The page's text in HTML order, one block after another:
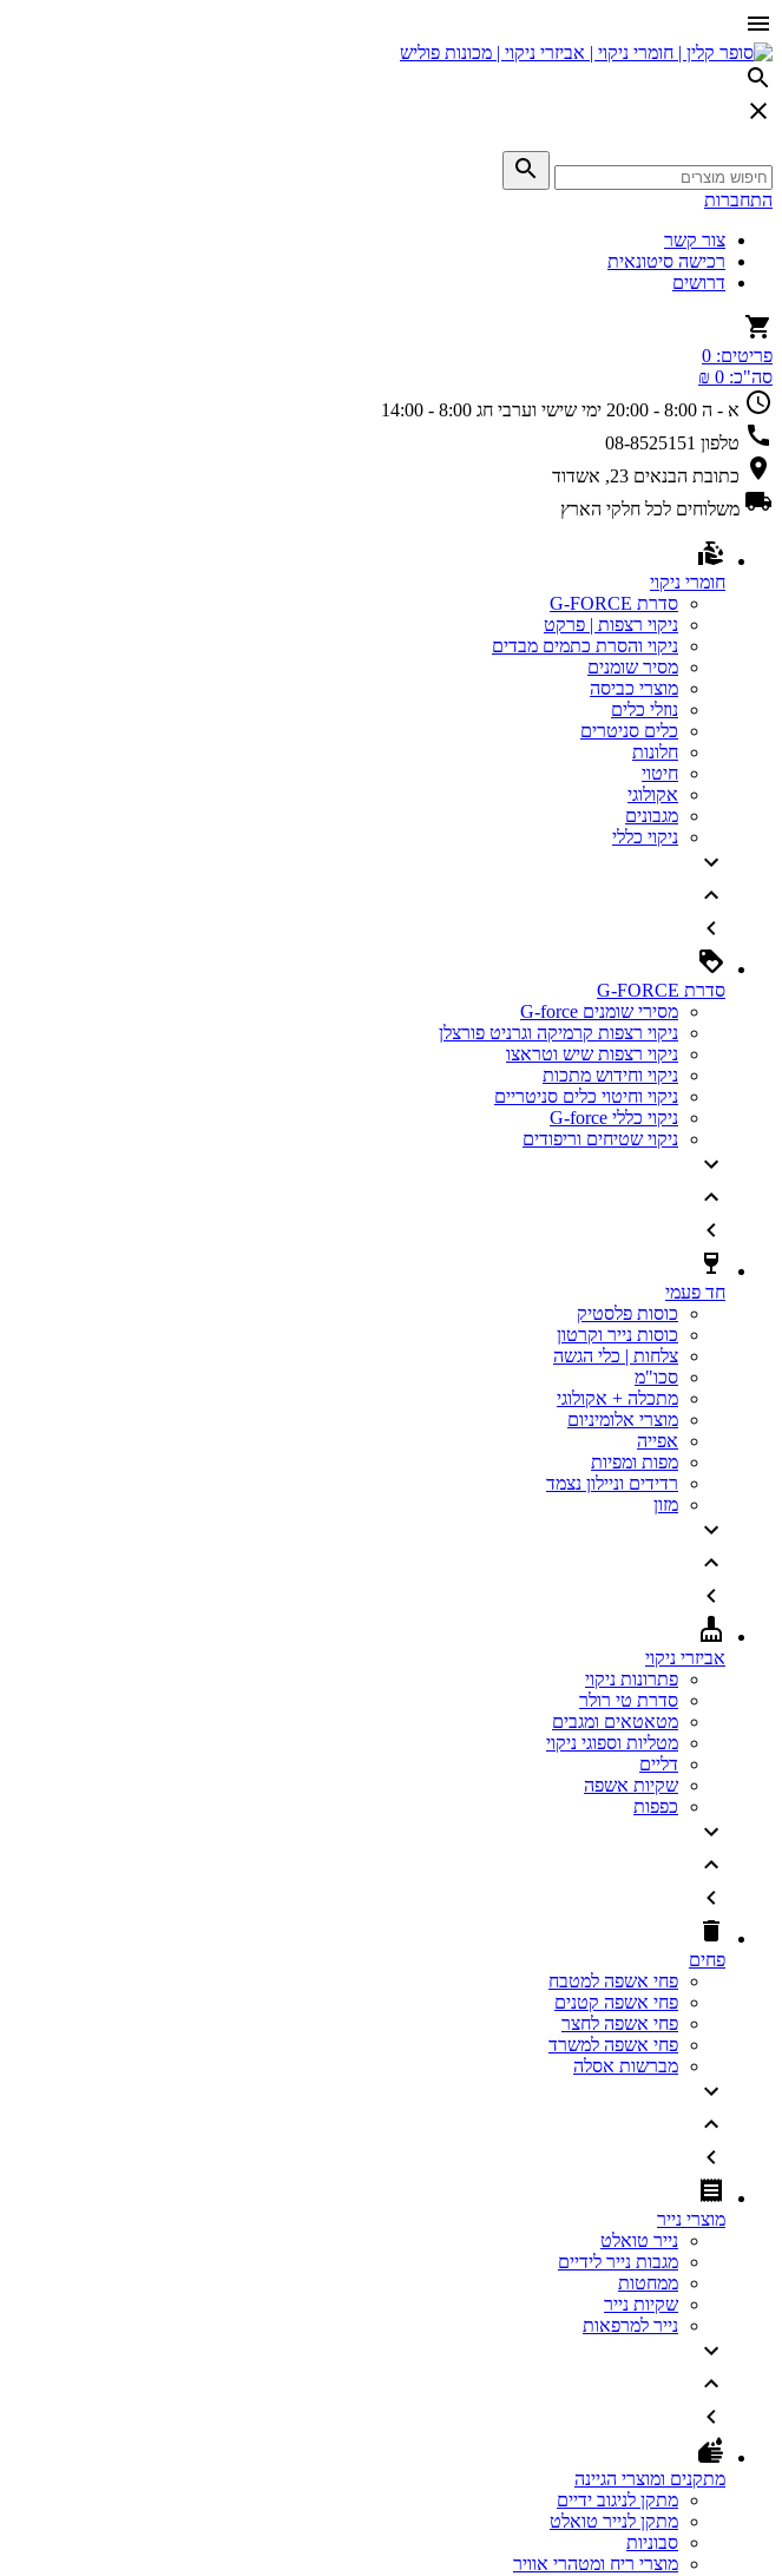
התחברות
צור קשר
רכישה סיטונאית
דרושים
פריטים: 0
סה"כ: 0 ₪
א - ה 8:00 - 20:00
ימי שישי וערבי חג 8:00 - 14:00
טלפון 08-8525151
כתובת הבנאים 23, אשדוד
משלוחים לכל חלקי הארץ
חומרי ניקוי
סדרת G-FORCE
ניקוי רצפות | פרקט
ניקוי והסרת כתמים מבדים
מסיר שומנים
מוצרי כביסה
נוזלי כלים
כלים סניטרים
חלונות
חיטוי
אקולוגי
מגבונים
ניקוי כללי
סדרת G-FORCE
מסירי שומנים G-force
ניקוי רצפות קרמיקה וגרניט פורצלן
ניקוי רצפות שיש וטראצו
ניקוי וחידוש מתכות
ניקוי וחיטוי כלים סניטריים
ניקוי כללי G-force
ניקוי שטיחים וריפודים
חד פעמי
כוסות פלסטיק
כוסות נייר וקרטון
צלחות | כלי הגשה
סכו"מ
מתכלה + אקולוגי
מוצרי אלומיניום
אפייה
מפות ומפיות
רדידים וניילון נצמד
מזון
אביזרי ניקוי
פתרונות ניקוי
סדרת טי רולר
מטאטאים ומגבים
מטליות וספוגי ניקוי
דליים
שקיות אשפה
כפפות
פחים
פחי אשפה למטבח
פחי אשפה קטנים
פחי אשפה לחצר
פחי אשפה למשרד
מברשות אסלה
מוצרי נייר
נייר טואלט
מגבות נייר לידיים
ממחטות
שקיות נייר
נייר למרפאות
מתקנים ומוצרי הגיינה
מתקן לניגוב ידיים
מתקן לנייר טואלט
סבוניות
מוצרי ריח ומטהרי אוויר